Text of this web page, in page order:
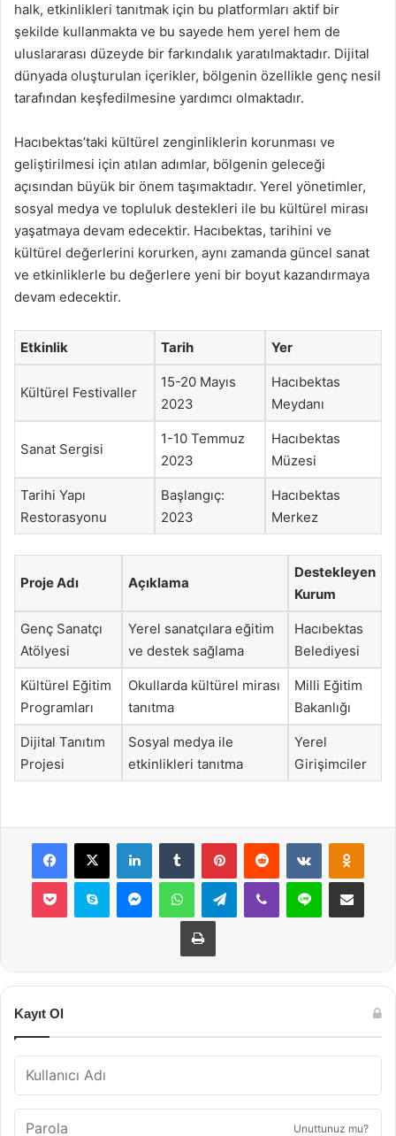
halk, etkinlikleri tanıtmak için bu platformları aktif bir
şekilde kullanmakta ve bu sayede hem yerel hem de
uluslararası düzeyde bir farkındalık yaratılmaktadır. Dijital
dünyada oluşturulan içerikler, bölgenin özellikle genç nesil
tarafından keşfedilmesine yardımcı olmaktadır.
Hacıbektas’taki kültürel zenginliklerin korunması ve
geliştirilmesi için atılan adımlar, bölgenin geleceği
açısından büyük bir önem taşımaktadır. Yerel yönetimler,
sosyal medya ve topluluk destekleri ile bu kültürel mirası
yaşatmaya devam edecektir. Hacıbektas, tarihini ve
kültürel değerlerini korurken, aynı zamanda güncel sanat
ve etkinliklerle bu değerlere yeni bir boyut kazandırmaya
devam edecektir.
Etkinlik Tarih Yer
Kültürel Festivaller
15-20 Mayıs
2023
Hacıbektas
Meydanı
Sanat Sergisi
1-10 Temmuz
2023
Hacıbektas
Müzesi
Tarihi Yapı
Restorasyonu
Başlangıç:
2023
Hacıbektas
Merkez
Proje Adı Açıklama
Destekleyen
Kurum
Genç Sanatçı
Atölyesi
Yerel sanatçılara eğitim
ve destek sağlama
Hacıbektas
Belediyesi
Kültürel Eğitim
Programları
Okullarda kültürel mirası
tanıtma
Milli Eğitim
Bakanlığı
Dijital Tanıtım
Projesi
Sosyal medya ile
etkinlikleri tanıtma
Yerel
Girişimciler
Facebook
X LinkedInTumblr PinterestReddit VKontakte
Pocket Skype MessengerWhatsAppTelegramViber Line E-Posta ile
Yazdır
Kayıt Ol
Unuttunuz mu?